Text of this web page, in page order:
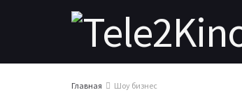
Главная Шоу бизнес